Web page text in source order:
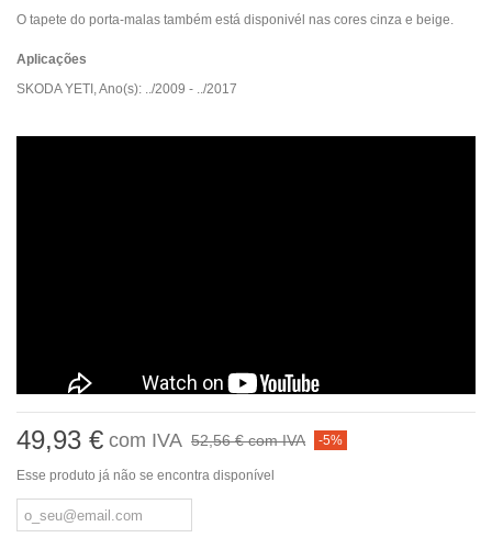
O tapete do porta-malas também está disponivél nas cores cinza e beige.
Aplicações
SKODA YETI, Ano(s): ../2009 - ../2017
49,93 € com IVA 52,56 €com IVA -5%
Esse produto já não se encontra disponível